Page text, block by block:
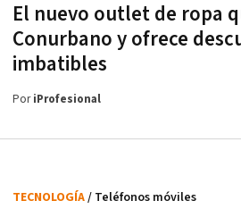
El nuevo outlet de ropa
Conurbano y ofrece
imbatibles
PoriProfesional
TECNOLOGÍA/ Teléfonos móviles